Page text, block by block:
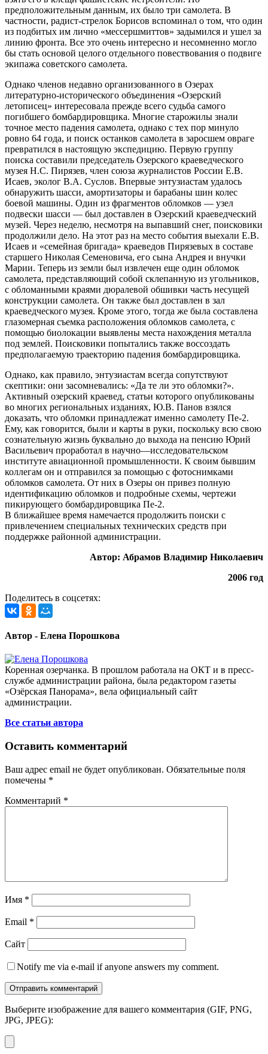
предположительным данным, их было три самолета. В
частности, радист-стрелок Борисов вспоминал о том, что один
из подбитых им лично «мессершмиттов» задымился и ушел за
линию фронта. Все это очень интересно и несомненно могло
бы стать основой целого отдельного повествования о подвиге
экипажа советского самолета.
Однако членов недавно организованного в Озерах
литературно-исторического объединения «Озерский
летописец» интересовала прежде всего судьба самого
погибшего бомбардировщика. Многие старожилы знали
точное место падения самолета, однако с тех пор минуло
ровно 64 года, и поиск останков самолета в заросшем овраге
превратился в настоящую экспедицию. Первую группу
поиска составили председатель Озерского краеведческого
музея Н.С. Пирязев, член союза журналистов России Е.В.
Исаев, эколог В.А. Суслов. Впервые энтузиастам удалось
обнаружить шасси, амортизаторы и барабаны шин колес
боевой машины. Один из фрагментов обломков — узел
подвески шасси — был доставлен в Озерский краеведческий
музей. Через неделю, несмотря на выпавший снег, поисковики
продолжили дело. На этот раз на место события выехали Е.В.
Исаев и «семейная бригада» краеведов Пирязевых в составе
старшего Николая Семеновича, его сына Андрея и внучки
Марии. Теперь из земли был извлечен еще один обломок
самолета, представляющий собой склепанную из угольников,
с обломанными краями дюралевой обшивки часть несущей
конструкции самолета. Он также был доставлен в зал
краеведческого музея. Кроме этого, тогда же была составлена
глазомерная съемка расположения обломков самолета, с
помощью биолокации выявлены места нахождения металла
под землей. Поисковики попытались также воссоздать
предполагаемую траекторию падения бомбардировщика.
Однако, как правило, энтузиастам всегда сопутствуют
скептики: они засомневались: «Да те ли это обломки?».
Активный озерский краевед, статьи которого опубликованы
во многих региональных изданиях, Ю.В. Панов взялся
доказать, что обломки принадлежат именно самолету Пе-2.
Ему, как говорится, были и карты в руки, поскольку всю свою
сознательную жизнь буквально до выхода на пенсию Юрий
Васильевич проработал в научно—исследовательском
институте авиационной промышленности. К своим бывшим
коллегам он и отправился за помощью с фотоснимками
обломков самолета. От них в Озеры он привез полную
идентификацию обломков и подробные схемы, чертежи
пикирующего бомбардировщика Пе-2.
В ближайшее время намечается продолжить поиски с
привлечением специальных технических средств при
поддержке районной администрации.
Автор: Абрамов Владимир Николаевич
2006 год
Поделитесь в соцсетях:
Автор - Елена Порошкова
Коренная озерчанка. В прошлом работала на ОКТ и в пресс-
службе администрации района, была редактором газеты
«Озёрская Панорама», вела официальный сайт
администрации.
Все статьи автора
Оставить комментарий
Ваш адрес email не будет опубликован. Обязательные поля
помечены *
Комментарий *
Имя *
Email *
Сайт
Notify me via e-mail if anyone answers my comment.
Выберите изображение для вашего комментария (GIF, PNG,
JPG, JPEG):